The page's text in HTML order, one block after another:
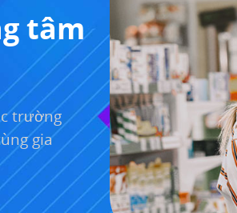
tâm
trường
gia